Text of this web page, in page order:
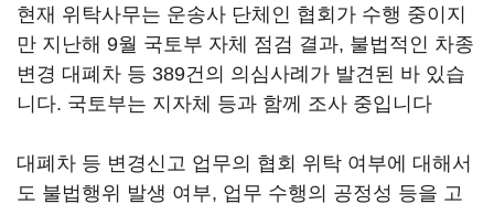
현재 위탁사무는 운송사 단체인 협회가 수행 중이지
만 지난해 9월 국토부 자체 점검 결과, 불법적인 차종
변경 대폐차 등 389건의 의심사례가 발견된 바 있습
니다. 국토부는 지자체 등과 함께 조사 중입니다
대폐차 등 변경신고 업무의 협회 위탁 여부에 대해서
도 불법행위 발생 여부, 업무 수행의 공정성 등을 고